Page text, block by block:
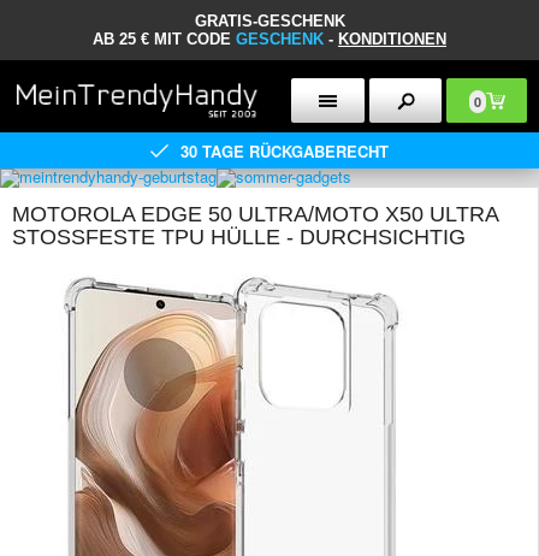
GRATIS-GESCHENK
AB 25 € MIT CODE GESCHENK - KONDITIONEN
0
30 TAGE RÜCKGABERECHT
MOTOROLA EDGE 50 ULTRA/MOTO X50 ULTRA
STOSSFESTE TPU HÜLLE - DURCHSICHTIG